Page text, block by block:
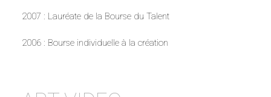
2007 : Lauréate de la Bourse du Talent
2006 : Bourse individuelle à la création